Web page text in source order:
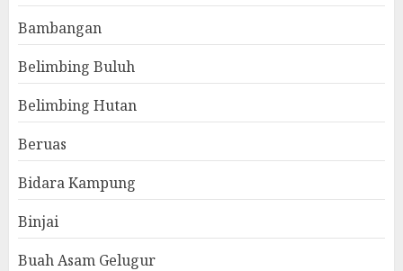
Bambangan
Belimbing Buluh
Belimbing Hutan
Beruas
Bidara Kampung
Binjai
Buah Asam Gelugur